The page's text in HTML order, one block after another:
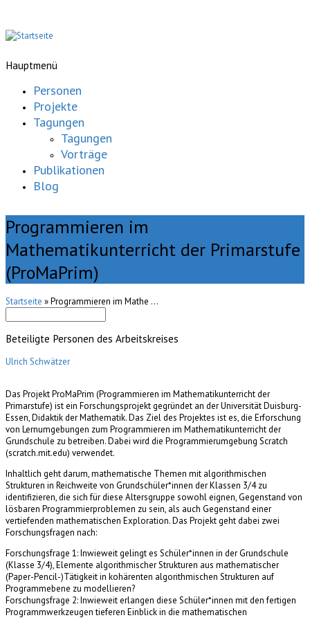
Hauptmenü
Personen
Projekte
Tagungen
Tagungen
Vorträge
Publikationen
Blog
Programmieren im
Mathematikunterricht der Primarstufe
(ProMaPrim)
Startseite » Programmieren im Mathe ...
Beteiligte Personen des Arbeitskreises
Ulrich Schwätzer
Das Projekt ProMaPrim (Programmieren im Mathematikunterricht der
Primarstufe) ist ein Forschungsprojekt gegründet an der Universität Duisburg-
Essen, Didaktik der Mathematik. Das Ziel des Projektes ist es, die Erforschung
von Lernumgebungen zum Programmieren im Mathematikunterricht der
Grundschule zu betreiben. Dabei wird die Programmierumgebung Scratch
(scratch.mit.edu) verwendet.
Inhaltlich geht darum, mathematische Themen mit algorithmischen
Strukturen in Reichweite von Grundschüler*innen der Klassen 3/4 zu
identifizieren, die sich für diese Altersgruppe sowohl eignen, Gegenstand von
lösbaren Programmierproblemen zu sein, als auch Gegenstand einer
vertiefenden mathematischen Exploration. Das Projekt geht dabei zwei
Forschungsfragen nach:
Forschungsfrage 1: Inwieweit gelingt es Schüler*innen in der Grundschule
(Klasse 3/4), Elemente algorithmischer Strukturen aus mathematischer
(Paper-Pencil-)Tätigkeit in kohärenten algorithmischen Strukturen auf
Programmebene zu modellieren?
Forschungsfrage 2: Inwieweit erlangen diese Schüler*innen mit den fertigen
Programmwerkzeugen tieferen Einblick in die mathematischen